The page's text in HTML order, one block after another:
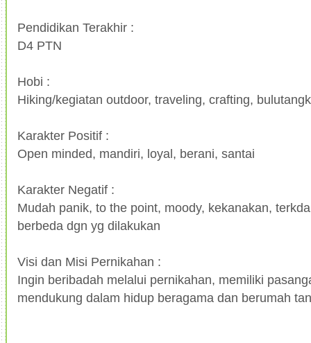
Pendidikan Terakhir :
D4 PTN
Hobi :
Hiking/kegiatan outdoor, traveling, crafting,
Karakter Positif :
Open minded, mandiri, loyal, berani, santai
Karakter Negatif :
Mudah panik, to the point, moody, kekanakan,
berbeda dgn yg dilakukan
Visi dan Misi Pernikahan :
Ingin beribadah melalui pernikahan, memiliki
mendukung dalam hidup beragama dan berumah